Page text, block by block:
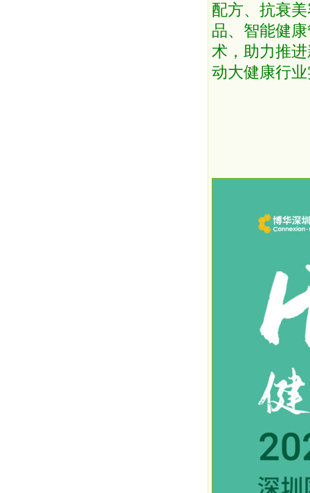
配方、抗衰
品、智能健
术，助力推
动大健康行